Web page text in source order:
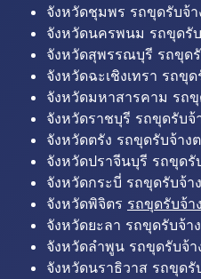
จังหวัดชุมพร รถขุดรับจ้
จังหวัดนครพนม รถขุดรั
จังหวัดสุพรรณบุรี รถขุด
จังหวัดฉะเชิงเทรา รถขุ
จังหวัดมหาสารคาม รถ
จังหวัดราชบุรี รถขุดรับ
จังหวัดตรัง รถขุดรับจ้าง
จังหวัดปราจีนบุรี รถขุด
จังหวัดกระบี่ รถขุดรับจ้า
จังหวัดพิจิตร รถขุดรับจ้า
จังหวัดยะลา รถขุดรับจ้า
จังหวัดลำพูน รถขุดรับจ้
จังหวัดนราธิวาส รถขุด